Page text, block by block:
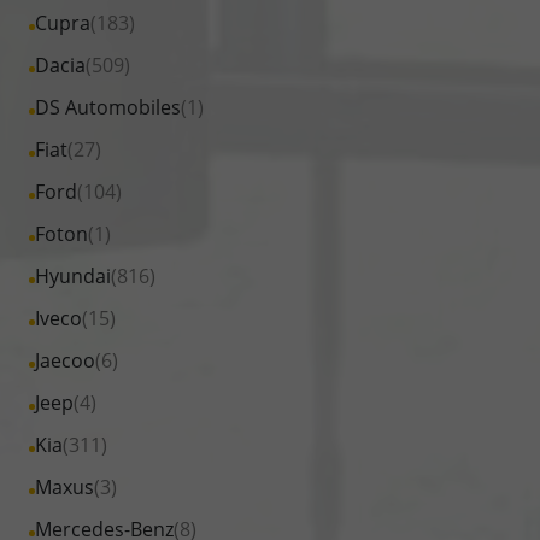
anzeigen
BYD
anzeigen
Fahrzeuge
Citroen
anzeigen
Cupra(183)
Alle
Fahrzeuge
Cupra
anzeigen
Dacia(509)
Alle
Fahrzeuge
Dacia
anzeigen
DS Automobiles(1)
Alle
Fahrzeuge
DS
Automobiles
anzeigen
Fiat(27)
Alle
Fahrzeuge
Fiat
anzeigen
Ford(104)
Alle
Fahrzeuge
Ford
anzeigen
Foton(1)
Alle
Fahrzeuge
Foton
anzeigen
Hyundai(816)
Alle
Fahrzeuge
Hyundai
anzeigen
Iveco(15)
Alle
Fahrzeuge
Iveco
anzeigen
Jaecoo(6)
Alle
Fahrzeuge
Jaecoo
anzeigen
Jeep(4)
Alle
Fahrzeuge
Jeep
anzeigen
Kia(311)
Alle
Fahrzeuge
Maxus(3)
Alle
Fahrzeuge
Mercedes-Benz(8)
Alle